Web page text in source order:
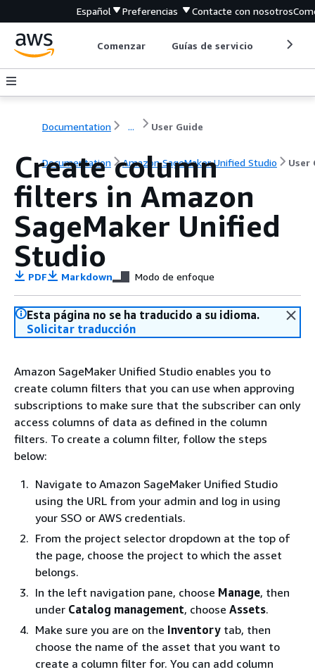
Español Preferencias Contacte con nosotros
Comenzar Guías de servicio
Documentation ... User Guide
Documentation Amazon SageMaker Unified Studio User
Create column
filters in Amazon
SageMaker Unified
Studio
PDF Markdown Modo de enfoque
Esta página no se ha traducido a su idioma.
Solicitar traducción
Amazon SageMaker Unified Studio enables you to
create column filters that you can use when approving
subscriptions to make sure that the subscriber can only
access columns of data as defined in the column
filters. To create a column filter, follow the steps
below:
Navigate to Amazon SageMaker Unified Studio
using the URL from your admin and log in using
your SSO or AWS credentials.
From the project selector dropdown at the top of
the page, choose the project to which the asset
belongs.
In the left navigation pane, choose Manage, then
under Catalog management, choose Assets.
Make sure you are on the Inventory tab, then
choose the name of the asset that you want to
create a column filter for. You can add column